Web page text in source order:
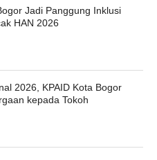
Jadi Panggung Inklusi
HAN 2026
2026, KPAID Kota Bogor
kepada Tokoh